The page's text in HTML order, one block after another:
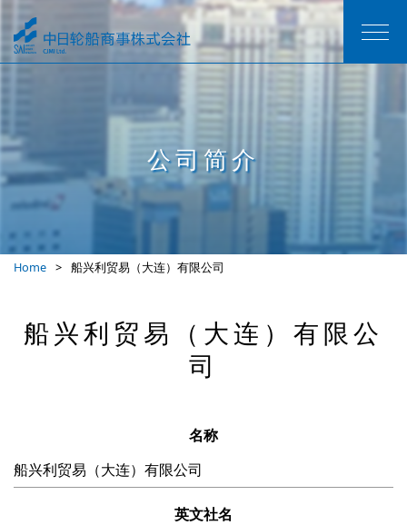
公司简介
Home 船兴利贸易（大连）有限公司
船兴利贸易（大连）有限公
司
名称
船兴利贸易（大连）有限公司
英文社名